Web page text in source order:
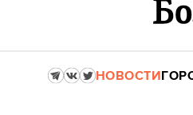
НОВОСТИ